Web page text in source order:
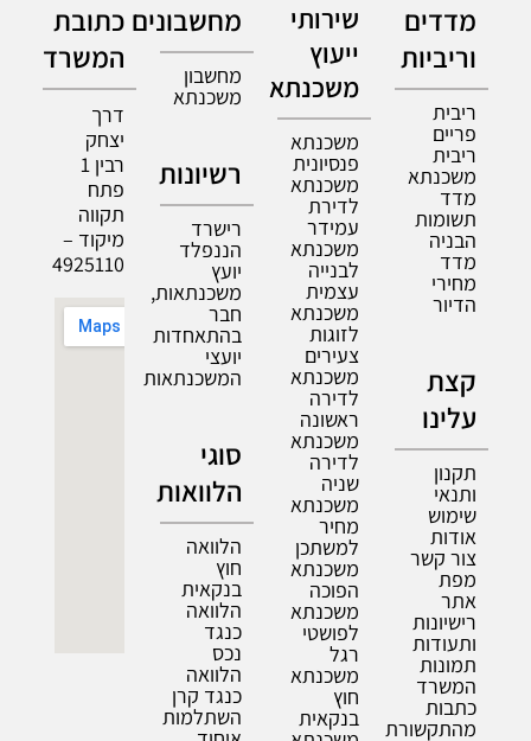
מדדים
וריביות
ריבית
פריים
ריבית
משכנתא
מדד
תשומות
הבניה
מדד
מחירי
הדיור
קצת
עלינו
תקנון
ותנאי
שימוש
אודות
צור קשר
מפת
אתר
רישיונות
ותעודות
תמונות
המשרד
כתבות
מהתקשורת
שירותי
ייעוץ
משכנתא
משכנתא
פנסיונית
משכנתא
לדירת
עמידר
משכנתא
לבנייה
עצמית
משכנתא
לזוגות
צעירים
משכנתא
לדירה
ראשונה
משכנתא
לדירה
שניה
משכנתא
מחיר
למשתכן
משכנתא
הפוכה
משכנתא
לפושטי
רגל
משכנתא
חוץ
בנקאית
מחשבונים
מחשבון
משכנתא
רשיונות
רישרד
הננפלד
יועץ
משכנתאות,
חבר
בהתאחדות
יועצי
המשכנתאות
סוגי
הלוואות
הלוואה
חוץ
בנקאית
הלוואה
כנגד
נכס
הלוואה
כנגד קרן
השתלמות
כתובת
המשרד
דרך
יצחק
רבין 1
פתח
תקווה
מיקוד –
4925110